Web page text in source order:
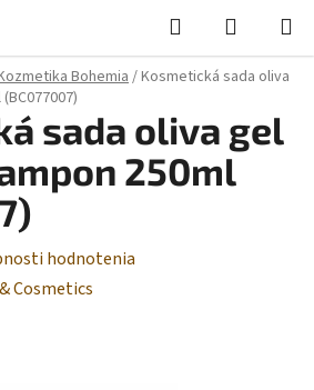
Hľadať
KOŠÍK
Bohemia/Kosmetická sada oliva
sada oliva gel
250ml
hodnotenia
Cosmetics